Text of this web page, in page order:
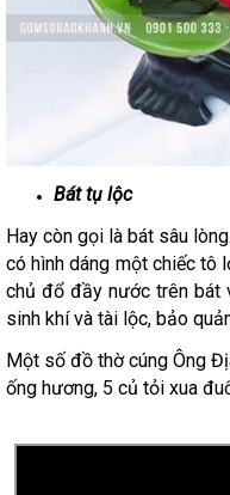
Bát tụ lộc
Hay còn gọi là bát sâu
có hình dáng một chiếc tô
chủ đổ đầy nước trên bát
sinh khí và tài lộc, bảo
Một số đồ thờ cúng Ông
ống hương, 5 củ tỏi xua